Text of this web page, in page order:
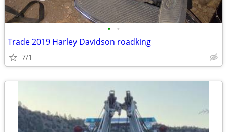
• •
Trade 2019 Harley Davidson roadking
7/1